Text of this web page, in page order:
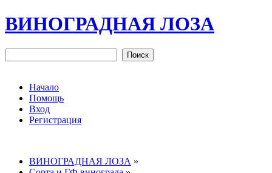
ВИНОГРАДНАЯ ЛОЗА
Начало
Помощь
Вход
Регистрация
ВИНОГРАДНАЯ ЛОЗА »